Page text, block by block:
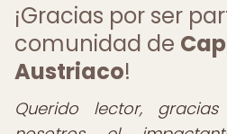
¡Gracias por ser
comunidad de
Austriaco!
Querido lector,